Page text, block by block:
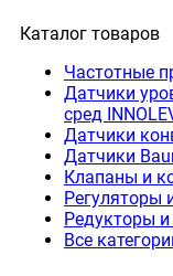
Каталог товаров
Частотные
Датчики
сред
Датчики
Датчики
Клапаны и
Регуляторы
Редукторы
Все